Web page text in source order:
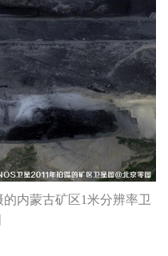
内蒙古矿区1米分辨率卫